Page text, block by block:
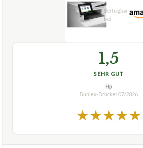
1,5
SEHR GUT
Hp
Duplex-Drucker07/2026
★★★★★